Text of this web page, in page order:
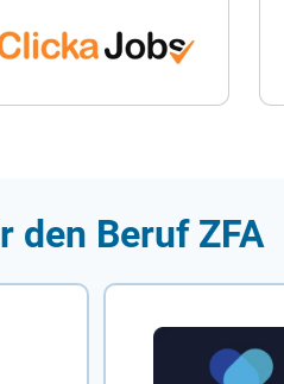
den Beruf ZFA